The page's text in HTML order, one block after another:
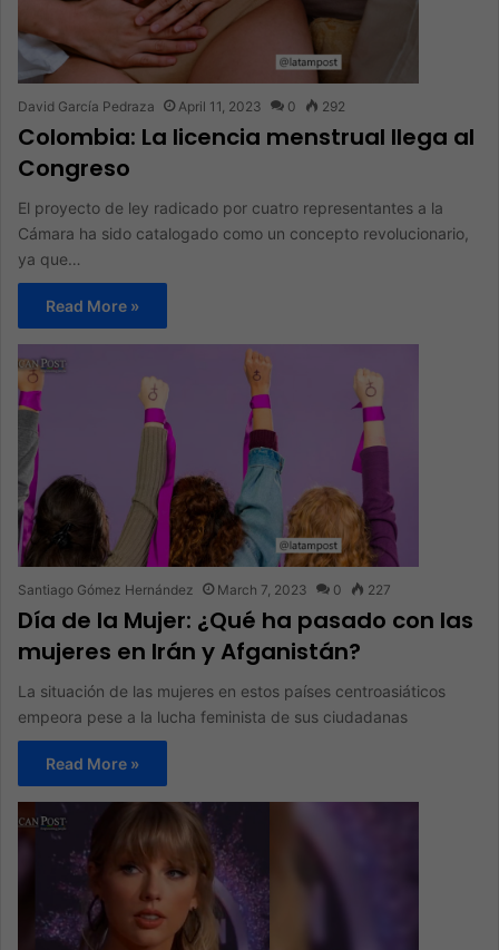
David García Pedraza April 11, 2023 0 292
Colombia: La licencia menstrual llega al
Congreso
El proyecto de ley radicado por cuatro representantes a la
Cámara ha sido catalogado como un concepto revolucionario,
ya que…
Read More »
Santiago Gómez Hernández March 7, 2023 0 227
Día de la Mujer: ¿Qué ha pasado con las
mujeres en Irán y Afganistán?
La situación de las mujeres en estos países centroasiáticos
empeora pese a la lucha feminista de sus ciudadanas
Read More »